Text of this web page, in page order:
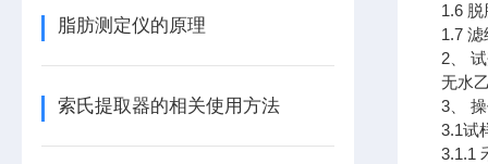
脂肪测定仪的原理
索氏提取器的相关使用方法
1.6
1.7
2、
无水
3、
3.1试
3.1.1